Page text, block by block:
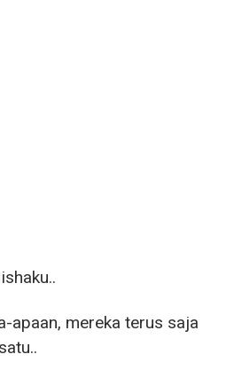
apaan, mereka terus saja